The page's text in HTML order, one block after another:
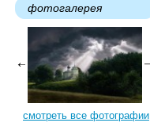
фотогалерея
смотреть все фотографии